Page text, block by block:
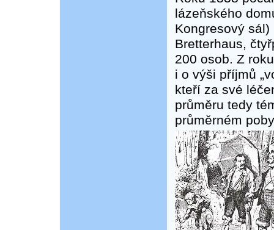
lázeňského
Kongresový
Bretterhaus,
200 osob. Z
i o výši příjmů
kteří za své
průměru tedy
průměrném